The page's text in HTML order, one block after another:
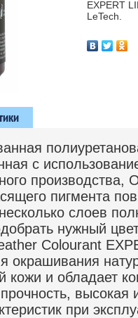
EXPERT
LeTech.
с
производства,
пигмента
слоев
нужный
Colourant
окрашивания
кожи и обладает
высокая
при